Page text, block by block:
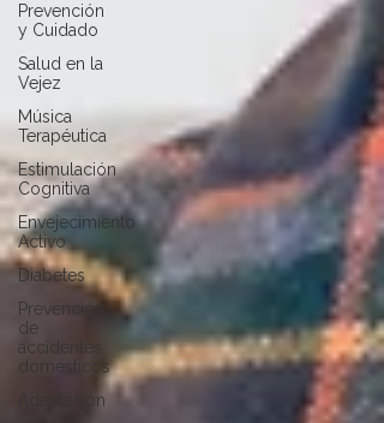
Prevención
y Cuidado
Salud en la
Vejez
Música
Terapéutica
Estimulación
Cognitiva
Envejecimiento
Activo
Diabetes
Prevención
de
accidentes
domésticos
Adaptación